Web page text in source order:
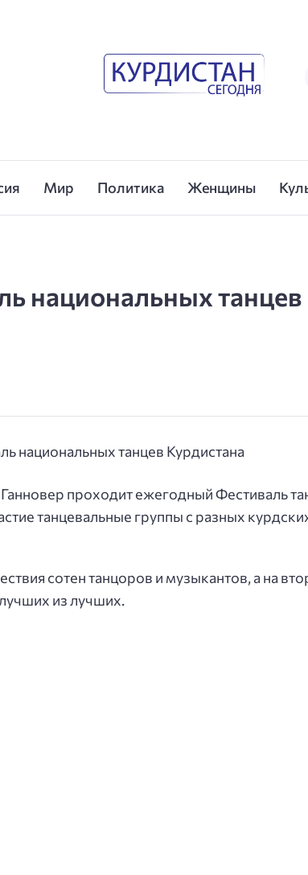
Мир Политика Женщины
национальных танцев
проходит ежегодный Фестиваль
танцевальные группы с разных
сотен танцоров и музыкантов, а на
из лучших.